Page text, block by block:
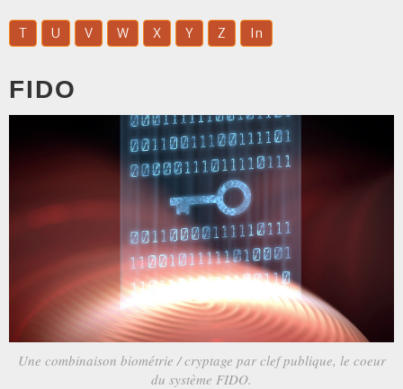
T U V W X Y Z In
FIDO
Une combinaison biométrie / cryptage par clef publique, le coeur
du système FIDO.